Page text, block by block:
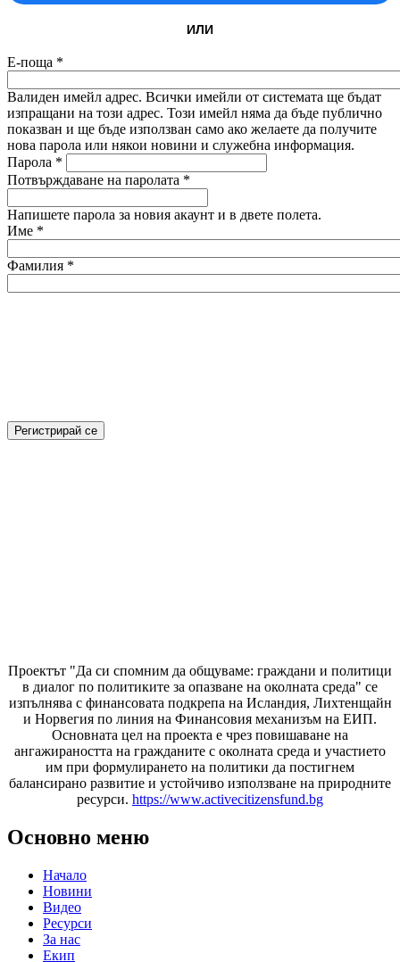
ИЛИ
Е-поща *
Валиден имейл адрес. Всички имейли от системата ще бъдат
изпращани на този адрес. Този имейл няма да бъде публично
показван и ще бъде използван само ако желаете да получите
нова парола или някои новини и служебна информация.
Парола *
Потвърждаване на паролата *
Напишете парола за новия акаунт и в двете полета.
Име *
Фамилия *
Проектът "Да си спомним да общуваме: граждани и политици
в диалог по политиките за опазване на околната среда" се
изпълнява с финансовата подкрепа на Исландия, Лихтенщайн
и Норвегия по линия на Финансовия механизъм на ЕИП.
Основната цел на проекта е чрез повишаване на
ангажираността на гражданите с околната среда и участието
им при формулирането на политики да постигнем
балансирано развитие и устойчиво използване на природните
ресурси. https://www.activecitizensfund.bg
Основно меню
Начало
Новини
Видео
Ресурси
За нас
Екип